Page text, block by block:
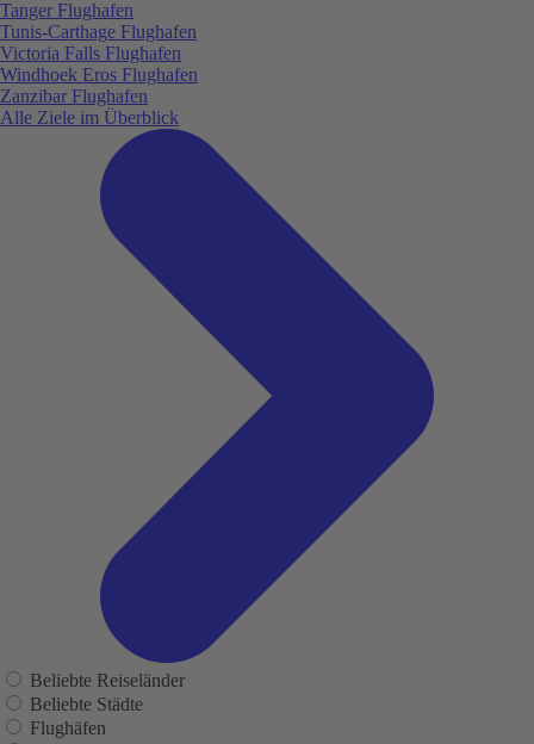
Tanger Flughafen
Tunis-Carthage Flughafen
Victoria Falls Flughafen
Windhoek Eros Flughafen
Zanzibar Flughafen
Alle Ziele im Überblick
Beliebte Reiseländer
Beliebte Städte
Flughäfen